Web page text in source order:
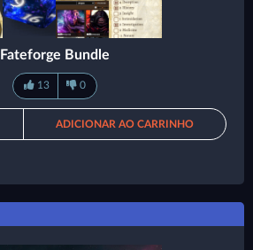
Fateforge Bundle
13 0
ADICIONAR AO CARRINHO